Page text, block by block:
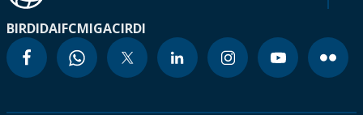
BIRDIDAIFCMIGACIRDI